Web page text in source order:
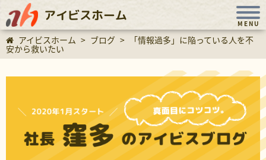
アイビスホーム
MENU
アイビスホーム > ブログ > 「情報過多」に陥っている人を不
安から救いたい